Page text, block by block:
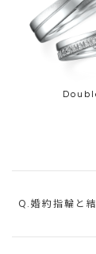
Q.婚約指輪と